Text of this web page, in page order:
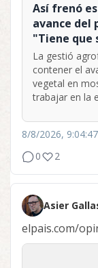
Así frenó
avance del
"Tiene que
La gestió
contener el
vegetal en
trabajar en la
8/8/2026,
0
2
Asier
elpais.com/